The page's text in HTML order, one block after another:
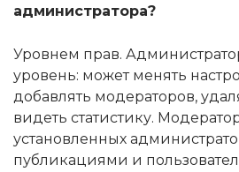
администратора?
Уровнем прав.
уровень: может менять
добавлять модераторов,
видеть статистику.
установленных
публикациями и